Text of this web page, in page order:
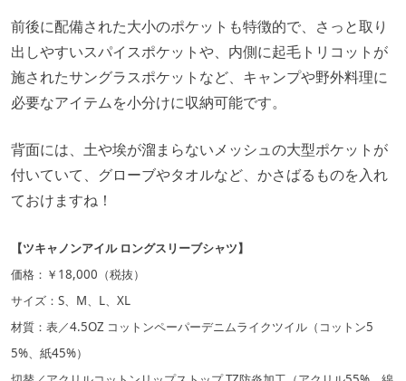
前後に配備された大小のポケットも特徴的で、さっと取り
出しやすいスパイスポケットや、内側に起毛トリコットが
施されたサングラスポケットなど、キャンプや野外料理に
必要なアイテムを小分けに収納可能です。
背面には、土や埃が溜まらないメッシュの大型ポケットが
付いていて、グローブやタオルなど、かさばるものを入れ
ておけますね！
【ツキャノンアイル ロングスリーブシャツ】
価格：￥18,000（税抜）
サイズ：S、M、L、XL
材質：表／4.5OZ コットンペーパーデニムライクツイル（コットン5
5%、紙45%）